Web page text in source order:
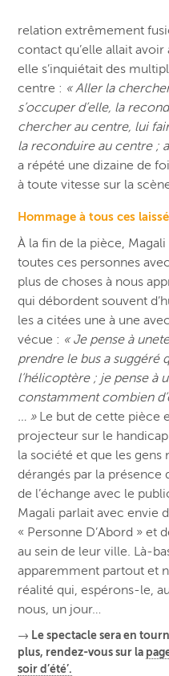
relation extrêmement
contact qu’elle allait avoir
elle s’inquiétait des
centre : « Aller la
s’occuper d’elle, la
chercher au centre, lui
la reconduire au centre ;
a répété une dizaine de
à toute vitesse sur la
Hommage à tous ces
À la fin de la pièce,
toutes ces personnes
plus de choses à nous
qui débordent souvent
les a citées une à une
vécue : « Je pense à
prendre le bus a suggéré
l’hélicoptère ; je pense à
constamment combien
… » Le but de cette pièce
projecteur sur le
la société et que les gens
dérangés par la
de l’échange avec le
Magali parlait avec envie
« Personne D’Abord » et
au sein de leur ville. Là-
apparemment partout et
réalité qui, espérons-le,
nous, un jour…
→ Le spectacle sera en
plus, rendez-vous sur la
soir d’été’.